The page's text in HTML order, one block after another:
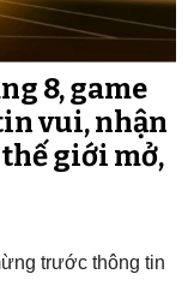
8, game
vui, nhận
giới mở,
trước thông tin